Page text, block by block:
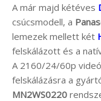
A már majd kétéves
csúcsmodell, a
lemezek mellett két
felskálázott és a
A 2160/24/60p
felskálázásra a
MN2WS0220